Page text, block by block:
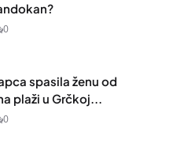
0
spasila ženu od
plaži u Grčkoj...
0